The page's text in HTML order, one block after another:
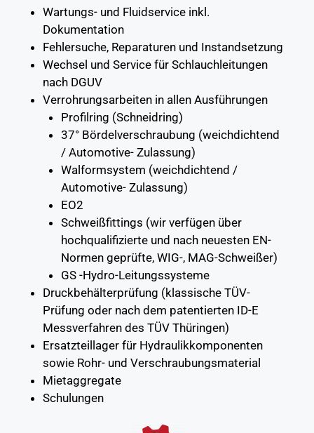
Wartungs- und Fluidservice inkl.
Dokumentation
Fehlersuche, Reparaturen und Instandsetzung
Wechsel und Service für Schlauchleitungen
nach DGUV
Verrohrungsarbeiten in allen Ausführungen
Profilring (Schneidring)
37° Bördelverschraubung (weichdichtend
/ Automotive- Zulassung)
Walformsystem (weichdichtend /
Automotive- Zulassung)
EO2
Schweißfittings (wir verfügen über
hochqualifizierte und nach neuesten EN-
Normen geprüfte, WIG-, MAG-Schweißer)
GS -Hydro-Leitungssysteme
Druckbehälterprüfung (klassische TÜV-
Prüfung oder nach dem patentierten ID-E
Messverfahren des TÜV Thüringen)
Ersatzteillager für Hydraulikkomponenten
sowie Rohr- und Verschraubungsmaterial
Mietaggregate
Schulungen